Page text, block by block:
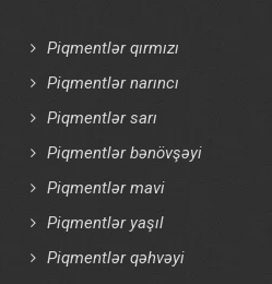
Piqmentlər qırmızı
Piqmentlər narıncı
Piqmentlər sarı
Piqmentlər bənövşəyi
Piqmentlər mavi
Piqmentlər yaşıl
Piqmentlər qəhvəyi